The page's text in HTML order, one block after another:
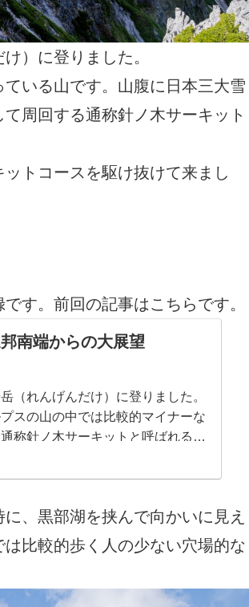
）に登りました。
いる山です。山腹に日本三大雪
周回する通称針ノ木サーキット
トコースを駆け抜けて来まし
す。前回の記事はこちらです。
南端からの大展望
（れんげんだけ）に登りました。
スの山の中では比較的マイナーな
称針ノ木サーキットと呼ばれる縦
ーキットコースを巡って来まし
、黒部湖を挟んで向かいに見え
比較的歩く人の少ない穴場的な